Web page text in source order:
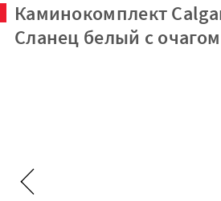
Каминокомплект
Сланец белый с